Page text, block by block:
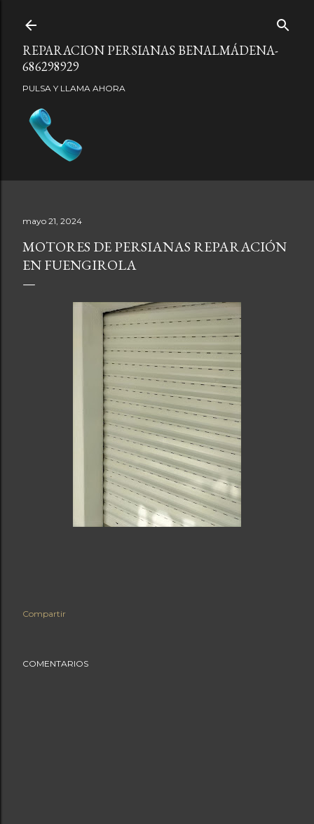
REPARACION PERSIANAS BENALMÁDENA-
686298929
PULSA Y LLAMA AHORA
mayo 21, 2024
MOTORES DE PERSIANAS REPARACIÓN
EN FUENGIROLA
Compartir
COMENTARIOS